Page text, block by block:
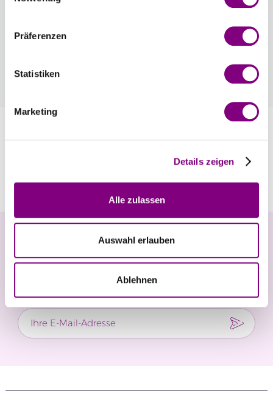
Präferenzen
Statistiken
Marketing
Details zeigen
Alle zulassen
Auswahl erlauben
Ablehnen
Mitglied werden Sie ganz einfach an der
automatisch an der Kasse.
Newsletter
Angebote.